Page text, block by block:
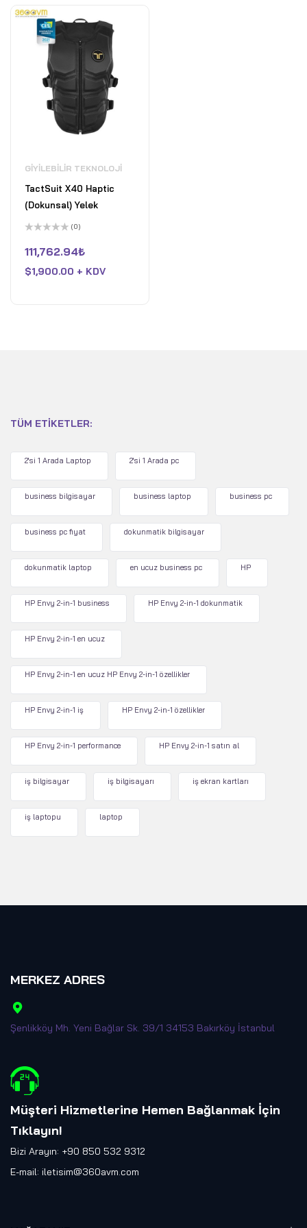
GIYILEBILIR TEKNOLOJI
TactSuit X40 Haptic
(Dokunsal) Yelek
üzerinden
0
aldı
(0)
111,762.94₺
$1,900.00 + KDV
TÜM ETIKETLER:
2'si 1 Arada Laptop 2'si 1 Arada pc
business bilgisayar business laptop business pc
business pc fiyat dokunmatik bilgisayar
dokunmatik laptop en ucuz business pc HP
HP Envy 2-in-1 business HP Envy 2-in-1 dokunmatik
HP Envy 2-in-1 en ucuz
HP Envy 2-in-1 en ucuz HP Envy 2-in-1 özellikler
HP Envy 2-in-1 iş HP Envy 2-in-1 özellikler
HP Envy 2-in-1 performance HP Envy 2-in-1 satın al
iş bilgisayar iş bilgisayarı iş ekran kartları
iş laptopu laptop
MERKEZ ADRES
Şenlikköy Mh. Yeni Bağlar Sk. 39/1 34153 Bakırköy İstanbul
Müşteri Hizmetlerine Hemen Bağlanmak İçin
Tıklayın!
Bizi Arayın: +90 850 532 9312
E-mail: iletisim@360avm.com